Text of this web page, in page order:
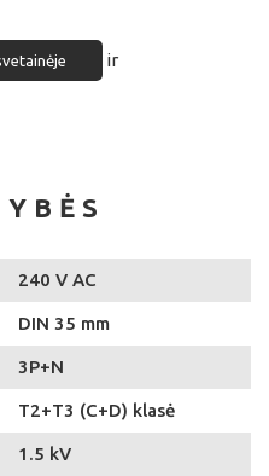
ir
240 V AC
DIN 35 mm
3P+N
T2+T3 (C+D) klasė
1.5 kV